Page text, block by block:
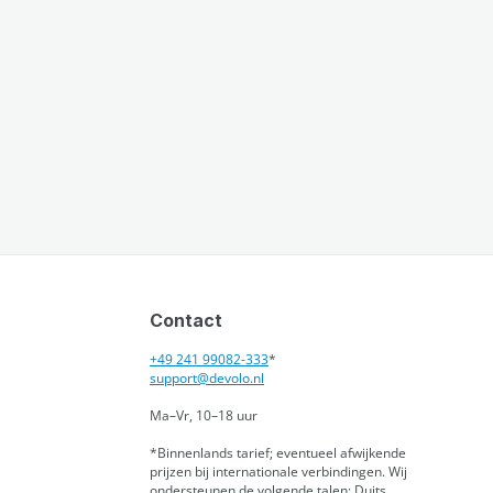
Contact
+49 241 99082-333*
support@devolo.nl
Ma–Vr, 10–18 uur
*Binnenlands tarief; eventueel afwijkende
prijzen bij internationale verbindingen.Wij